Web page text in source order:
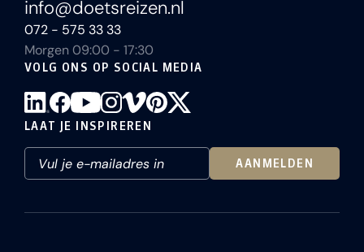
info@doetsreizen.nl
072 - 575 33 33
Morgen 09:00 - 17:30
VOLG ONS OP SOCIAL MEDIA
LAAT JE INSPIREREN
AANMELDEN